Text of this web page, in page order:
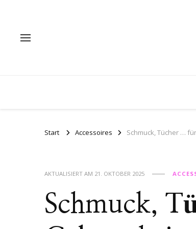
Start Accessoires Schmuck, Tücher …
AKTUALISIERT AM 21. OKTOBER 2025
Schmuck,